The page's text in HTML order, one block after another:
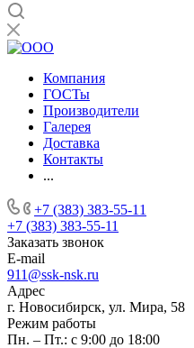
Компания
ГОСТы
Производители
Галерея
Доставка
Контакты
...
+7 (383) 383-55-11
+7 (383) 383-55-11
Заказать звонок
E-mail
911@ssk-nsk.ru
Адрес
г. Новосибирск, ул. Мира, 58
Режим работы
Пн. – Пт.: с 9:00 до 18:00